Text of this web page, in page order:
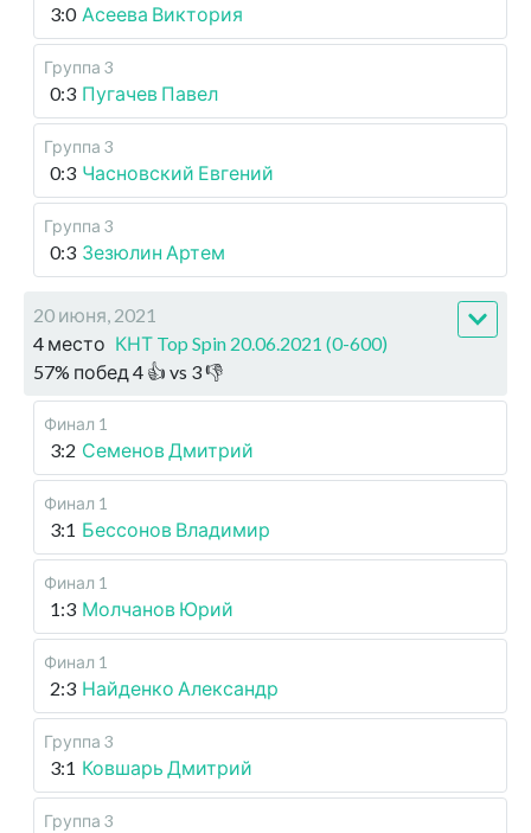
3:0 Асеева Виктория
Группа 3
0:3 Пугачев Павел
Группа 3
0:3 Часновский Евгений
Группа 3
0:3 Зезюлин Артем
20 июня, 2021
4 место КНТ Top Spin 20.06.2021 (0-600)
57% побед 4 👍 vs 3👎
Финал 1
3:2 Семенов Дмитрий
Финал 1
3:1 Бессонов Владимир
Финал 1
1:3 Молчанов Юрий
Финал 1
2:3 Найденко Александр
Группа 3
3:1 Ковшарь Дмитрий
Группа 3